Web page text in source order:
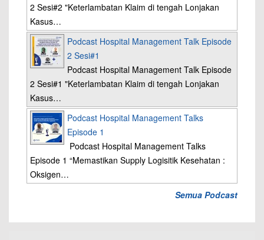
2 Sesi#2 "Keterlambatan Klaim di tengah Lonjakan
Kasus…
Podcast Hospital Management Talk Episode
2 Sesi#1
Podcast Hospital Management Talk Episode
2 Sesi#1 "Keterlambatan Klaim di tengah Lonjakan
Kasus…
Podcast Hospital Management Talks
Episode 1
Podcast Hospital Management Talks
Episode 1 “Memastikan Supply Logisitik Kesehatan :
Oksigen…
Semua Podcast